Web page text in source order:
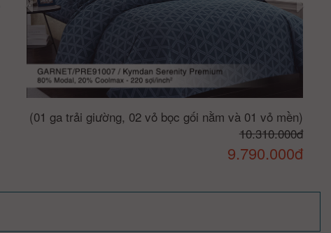
(01 ga trải giường, 02 vỏ bọc gối nằm và 01 vỏ mền)
10.310.000đ
9.790.000đ